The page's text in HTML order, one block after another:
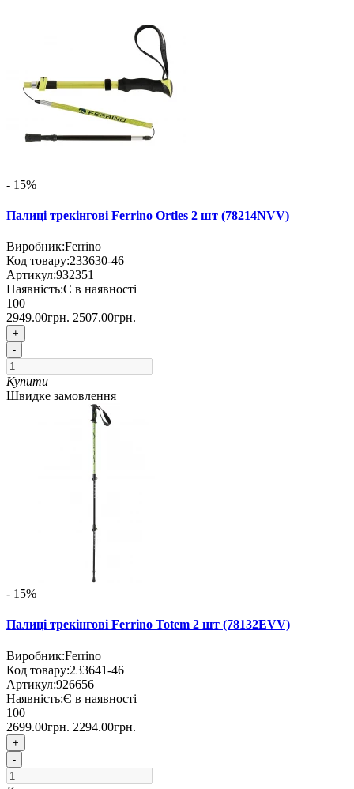
- 15%
Палиці трекінгові Ferrino Ortles 2 шт (78214NVV)
Виробник:Ferrino
Код товару:233630-46
Артикул:932351
Наявність:Є в наявності
100
2949.00грн. 2507.00грн.
+
-
Купити
Швидке замовлення
- 15%
Палиці трекінгові Ferrino Totem 2 шт (78132EVV)
Виробник:Ferrino
Код товару:233641-46
Артикул:926656
Наявність:Є в наявності
100
2699.00грн. 2294.00грн.
+
-